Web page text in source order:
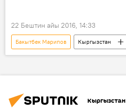
22 Бештин айы 2016, 14:33
Бакытбек Марипов Кыргызстан
Жаңылыктар
Кыргыз-Ата
Кыргызстан